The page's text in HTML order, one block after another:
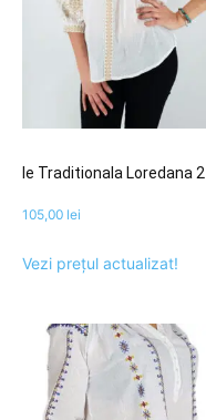
Ie Traditionala Loredana 2
105,00 lei
Vezi prețul actualizat!